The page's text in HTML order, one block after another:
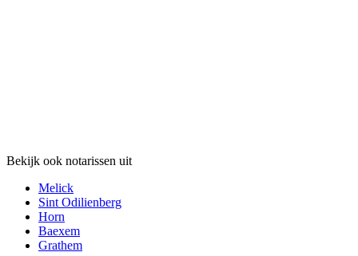
Bekijk ook notarissen uit
Melick
Sint Odilienberg
Horn
Baexem
Grathem